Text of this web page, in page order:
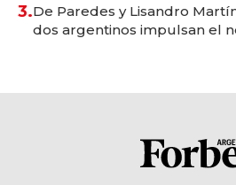
3.De Paredes y Lisandro
dos argentinos impulsan el